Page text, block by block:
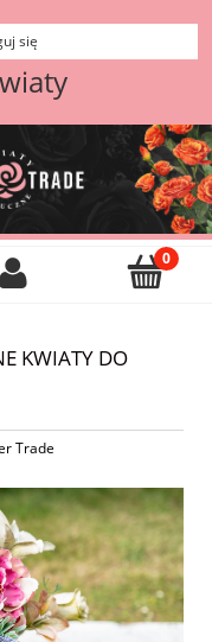
się
KWIATY DO
Trade